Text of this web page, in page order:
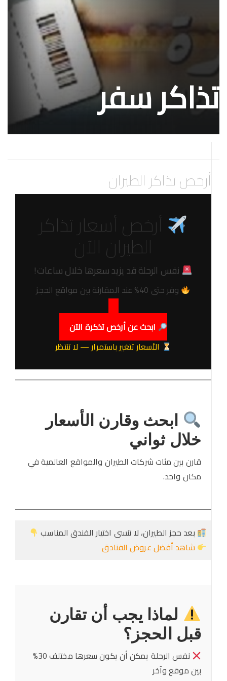
تذاكر سفر
أرخص تذاكر الطيران
أرخص أسعار تذاكر
الطيران الآن
نفس الرحلة قد يزيد سعرها خلال ساعات!
وفر حتى 40% عند المقارنة بين مواقع الحجز
ابحث عن أرخص تذكرة الآن
الأسعار تتغير باستمرار — لا تنتظر
ابحث وقارن الأسعار
خلال ثواني
قارن بين مئات شركات الطيران والمواقع العالمية في
مكان واحد.
بعد حجز الطيران، لا تنسى اختيار الفندق المناسب
شاهد أفضل عروض الفنادق
لماذا يجب أن تقارن
قبل الحجز؟
نفس الرحلة يمكن أن يكون سعرها مختلف 30%
بين موقع وآخر